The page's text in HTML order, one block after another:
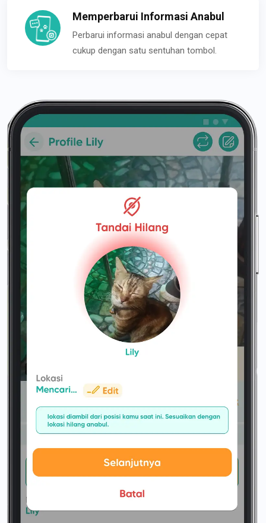
Memperbarui Informasi Anabul
Perbarui informasi anabul dengan cepat
cukup dengan satu sentuhan tombol.